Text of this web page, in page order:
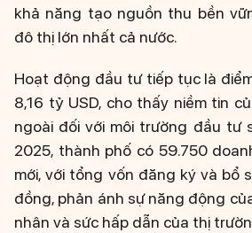
khả năng tạo nguồn thu bền
đô thị lớn nhất cả nước.
Hoạt động đầu tư tiếp tục là
8,16 tỷ USD, cho thấy niềm tin
ngoài đối với môi trường đầu tư
2025, thành phố có 59.750
mới, với tổng vốn đăng ký và bổ
đồng, phản ánh sự năng động
nhân và sức hấp dẫn của thị